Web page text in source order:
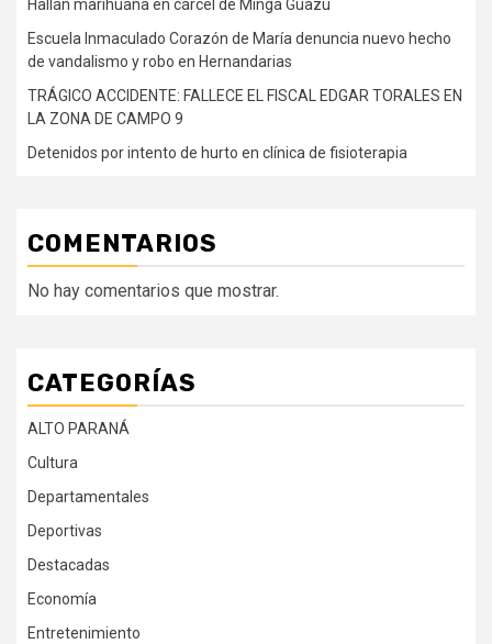
Hallan marihuana en cárcel de Minga Guazú
Escuela Inmaculado Corazón de María denuncia nuevo hecho
de vandalismo y robo en Hernandarias
TRÁGICO ACCIDENTE: FALLECE EL FISCAL EDGAR TORALES EN
LA ZONA DE CAMPO 9
Detenidos por intento de hurto en clínica de fisioterapia
COMENTARIOS
No hay comentarios que mostrar.
CATEGORÍAS
ALTO PARANÁ
Cultura
Departamentales
Deportivas
Destacadas
Economía
Entretenimiento